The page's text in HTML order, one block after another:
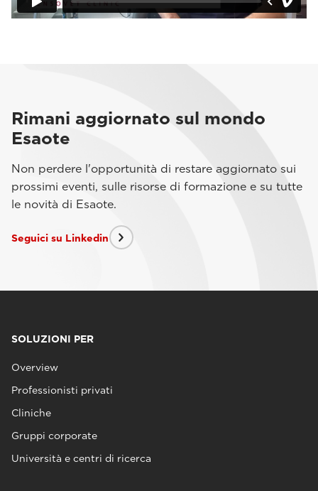
Rimani aggiornato sul mondo
Esaote
Non perdere l'opportunità di restare aggiornato sui
prossimi eventi, sulle risorse di formazione e su tutte
le novità di Esaote.
Seguici su Linkedin
SOLUZIONI PER
Overview
Professionisti privati
Cliniche
Gruppi corporate
Università e centri di ricerca